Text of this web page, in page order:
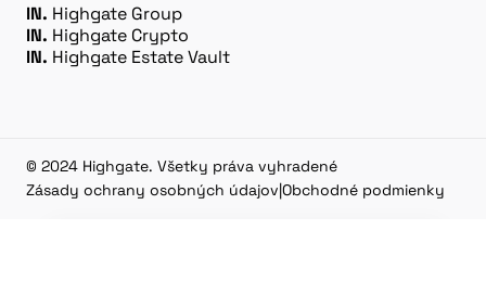
IN. Highgate Group
IN. Highgate Crypto
IN. Highgate Estate Vault
© 2024 Highgate. Všetky práva vyhradené
Zásady ochrany osobných údajov|Obchodné podmienky